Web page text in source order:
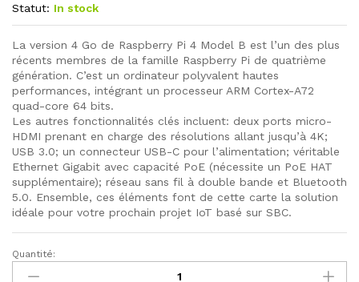
Statut: In stock
La version 4 Go de Raspberry Pi 4 Model B est l’un des plus
récents membres de la famille Raspberry Pi de quatrième
génération. C’est un ordinateur polyvalent hautes
performances, intégrant un processeur ARM Cortex-A72
quad-core 64 bits.
Les autres fonctionnalités clés incluent: deux ports micro-
HDMI prenant en charge des résolutions allant jusqu’à 4K;
USB 3.0; un connecteur USB-C pour l’alimentation; véritable
Ethernet Gigabit avec capacité PoE (nécessite un PoE HAT
supplémentaire); réseau sans fil à double bande et Bluetooth
5.0. Ensemble, ces éléments font de cette carte la solution
idéale pour votre prochain projet IoT basé sur SBC.
Carte
développement
Quantité: